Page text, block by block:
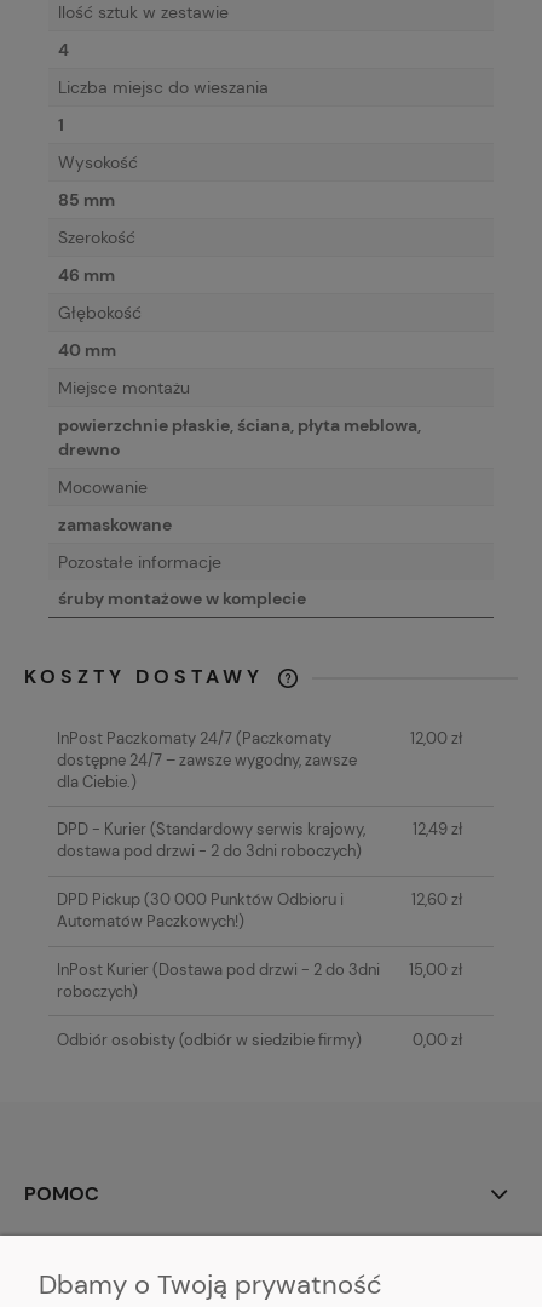
Ilość sztuk w zestawie
4
Liczba miejsc do wieszania
1
Wysokość
85 mm
Szerokość
46 mm
Głębokość
40 mm
Miejsce montażu
powierzchnie płaskie, ściana, płyta meblowa,
drewno
Mocowanie
zamaskowane
Pozostałe informacje
śruby montażowe w komplecie
KOSZTY DOSTAWY
KOSZTÓW PŁATNOŚCI
InPost Paczkomaty 24/7(Paczkomaty
dostępne 24/7 – zawsze wygodny, zawsze
dla Ciebie.)
12,00 zł
DPD - Kurier(Standardowy serwis krajowy,
dostawa pod drzwi - 2 do 3dni roboczych)
12,49 zł
DPD Pickup(30 000 Punktów Odbioru i
Automatów Paczkowych!)
12,60 zł
InPost Kurier(Dostawa pod drzwi - 2 do 3dni
roboczych)
15,00 zł
Odbiór osobisty(odbiór w siedzibie firmy) 0,00 zł
POMOC
Dbamy o Twoją prywatność